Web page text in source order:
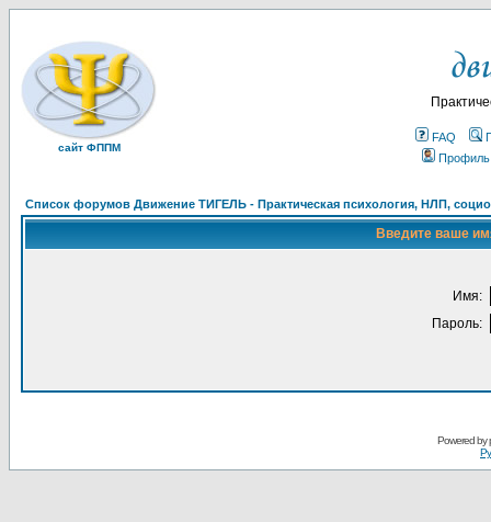
сайт ФППМ
FAQ
Профиль
Список форумов Движение ТИГЕЛЬ - Практическая психология, НЛП,
Введите ваше
Имя:
Пароль:
Powered by